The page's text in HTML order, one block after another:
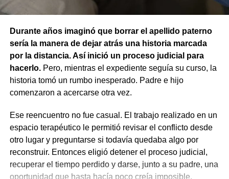
reclamos continúa habilitada la línea gratuita 0800-222-
9742, de lunes a viernes de 8 a 17.
cuidados de su dueño. En este caso, el daño recayó
resultaba aplicable.
El fallo aclaró que el archivo de la causa
contravencional no impide que el dueño del perro
lesionado reclame por la vía civil una indemnización
por los daños que considere haber sufrido.
Durante años imaginó que borrar el apellido paterno
sería la manera de dejar atrás una historia marcada
por la distancia. Así inició un proceso judicial para
hacerlo.Pero, mientras el expediente seguía su curso, la
historia tomó un rumbo inesperado. Padre e hijo
comenzaron a acercarse otra vez.
Ese reencuentro no fue casual. El trabajo realizado en un
espacio terapéutico le permitió revisar el conflicto desde
otro lugar y preguntarse si todavía quedaba algo por
reconstruir. Entonces eligió detener el proceso judicial,
recuperar el tiempo perdido y darse, junto a su padre, una
oportunidad que hasta hacía poco creía imposible.